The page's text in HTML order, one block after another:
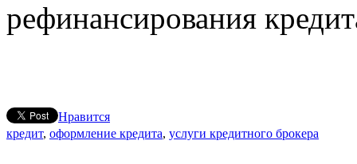
рефинансирования
Нравится
кредит, оформление кредита, услуги кредитного брокера